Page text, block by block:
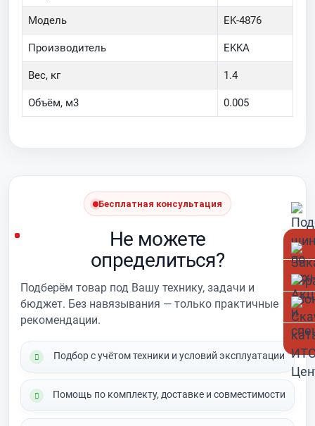
Модель EK-4876
Производитель EKKA
Вес, кг 1.4
Объём, м3 0.005
Бесплатная консультация
Не можете
определиться?
Подберём товар под Вашу технику, задачи и
бюджет. Без навязывания — только практичные
рекомендации.
Подбор с учётом техники и условий эксплуатации
Помощь по комплекту, доставке и совместимости